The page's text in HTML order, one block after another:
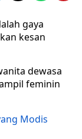
gaya
kesan
dewasa
feminin
Modis